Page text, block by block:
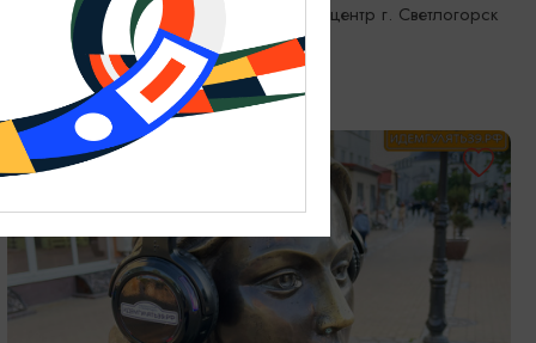
Светлогорск, Морской выставочный центр г. Светлогорск
ОТ 1200₽